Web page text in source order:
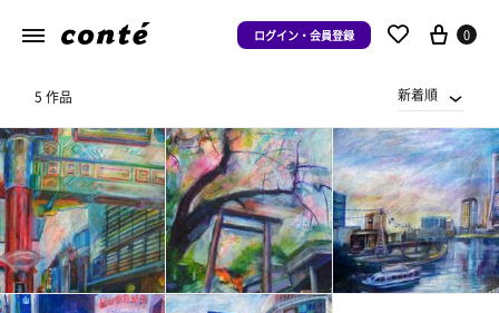
ログイン・会員登録 0
5 作品 新着順